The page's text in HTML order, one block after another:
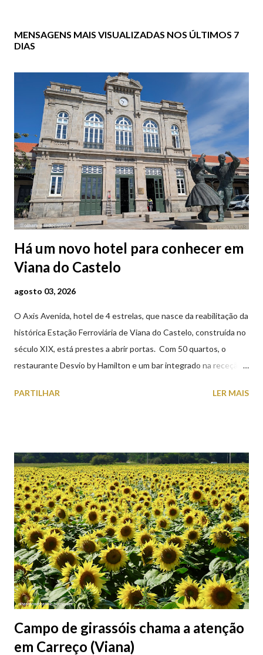
MENSAGENS MAIS VISUALIZADAS NOS ÚLTIMOS 7
DIAS
Há um novo hotel para conhecer em
Viana do Castelo
agosto 03, 2026
O Axis Avenida, hotel de 4 estrelas, que nasce da reabilitação da
histórica Estação Ferroviária de Viana do Castelo, construída no
século XIX, está prestes a abrir portas. Com 50 quartos, o
restaurante Desvio by Hamilton e um bar integrado na receção,
peças históricas cedidas pela IP Património que homenageiam a
PARTILHAR LER MAIS
Campo de girassóis chama a atenção
em Carreço (Viana)